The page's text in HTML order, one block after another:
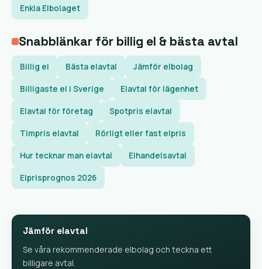
Enkla Elbolaget
Snabblänkar för billig el & bästa avtal
Billig el Bästa elavtal Jämför elbolag
Billigaste el i Sverige Elavtal för lägenhet
Elavtal för företag Spotpris elavtal
Timpris elavtal Rörligt eller fast elpris
Hur tecknar man elavtal Elhandelsavtal
Elprisprognos 2026
Jämför elavtal
Se våra rekommenderade elbolag och teckna ett
billigare avtal.